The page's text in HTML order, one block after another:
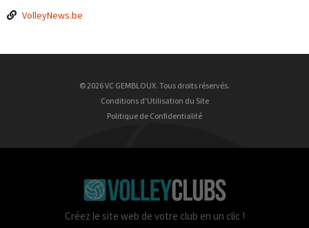
VolleyNews.be
© 2026 VC GEMBLOUX. Tous droits réservés.
Conditions d'Utilisation du Site
Politique de Confidentialité
Créez le site web de votre club en un clic !